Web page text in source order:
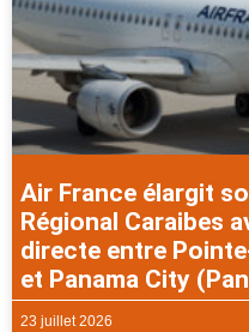
Air France élargit
Régional Caraibes
directe entre
et Panama City
23 juillet 2026